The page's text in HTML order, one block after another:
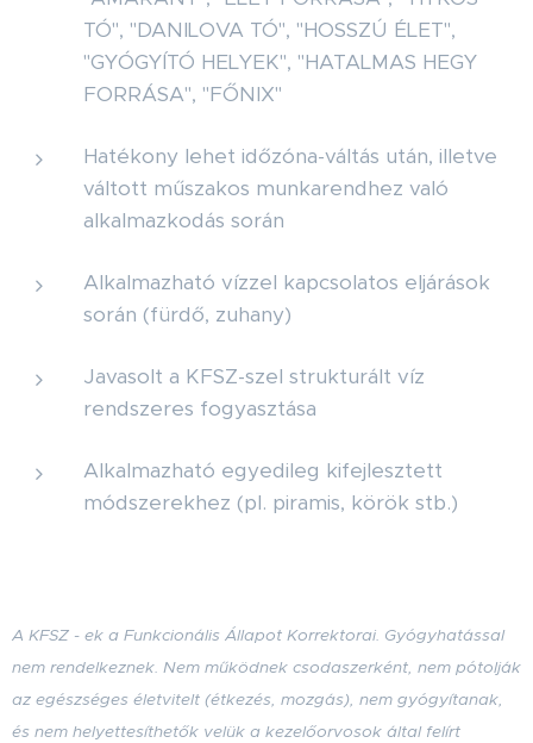
TÓ", "DANILOVA TÓ", "HOSSZÚ ÉLET",
"GYÓGYÍTÓ HELYEK", "HATALMAS HEGY
FORRÁSA", "FŐNIX"
Hatékony lehet időzóna-váltás után, illetve
váltott műszakos munkarendhez való
alkalmazkodás során
Alkalmazható vízzel kapcsolatos eljárások
során (fürdő, zuhany)
Javasolt a KFSZ-szel strukturált víz
rendszeres fogyasztása
Alkalmazható egyedileg kifejlesztett
módszerekhez (pl. piramis, körök stb.)
A KFSZ - ek a Funkcionális Állapot Korrektorai. Gyógyhatással
nem rendelkeznek. Nem működnek csodaszerként, nem pótolják
az egészséges életvitelt (étkezés, mozgás), nem gyógyítanak,
és nem helyettesíthetők velük a kezelőorvosok által felírt